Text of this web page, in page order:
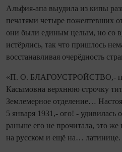
Альфия‑апа выудила из кипы
печатями четыре пожелтевших
они были единым целым, но со
истёрлись, так что пришлось
восстанавливая очерёдность
«П. О. БЛАГОУСТРОЙСТВО,-
Касымовна верхнюю строчку
Землемерное отделение…
5 января 1931,- ого! - удивилась
раньше его не прочитала, это
на русском и ещё на… латинице.